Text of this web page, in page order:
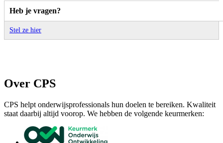
Heb je vragen?
Stel ze hier
Over CPS
CPS helpt onderwijsprofessionals hun doelen te bereiken. Kwaliteit
staat daarbij altijd voorop. We hebben de volgende keurmerken: